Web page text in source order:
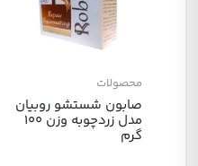
محصولات
صابون شستشو روبیان
مدل زردچوبه وزن 100
گرم